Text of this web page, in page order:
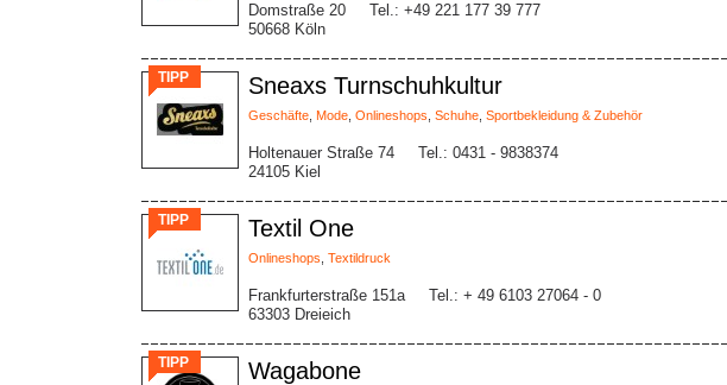
Domstraße 20
50668 Köln
Tel.: +49 221 177 39 777
TIPP Sneaxs Turnschuhkultur
Geschäfte Mode Onlineshops Schuhe Sportbekleidung & Zubehör
Holtenauer Straße 74
24105 Kiel
Tel.: 0431 - 9838374
TIPP Textil One
Onlineshops Textildruck
Frankfurterstraße 151a
63303 Dreieich
Tel.: + 49 6103 27064 - 0
TIPP Wagabone